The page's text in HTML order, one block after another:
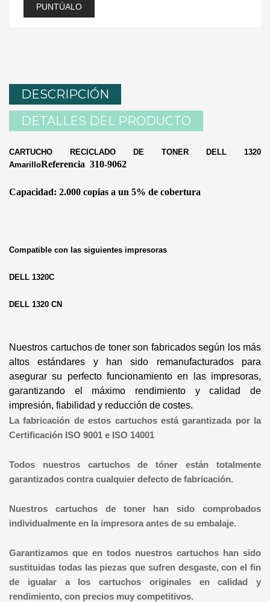
PUNTÚALO
DESCRIPCIÓN
DETALLES DEL PRODUCTO
CARTUCHO RECICLADO DE TONER DELL 1320
AmarilloReferencia 310-9062
Capacidad: 2.000 copias a un 5% de cobertura
Compatible con las siguientes impresoras
DELL 1320C
DELL 1320 CN
Nuestros cartuchos de toner son fabricados según los más
altos estándares y han sido remanufacturados para
asegurar su perfecto funcionamiento en las impresoras,
garantizando el máximo rendimiento y calidad de
impresión, fiabilidad y reducción de costes.
La fabricación de estos cartuchos está garantizada por la
Certificación ISO 9001 e ISO 14001
Todos nuestros cartuchos de tóner están totalmente
garantizados contra cualquier defecto de fabricación.
Nuestros cartuchos de toner han sido comprobados
individualmente en la impresora antes de su embalaje.
Garantizamos que en todos nuestros cartuchos han sido
sustituidas todas las piezas que sufren desgaste, con el fin
de igualar a los cartuchos originales en calidad y
rendimiento, con precios muy competitivos.